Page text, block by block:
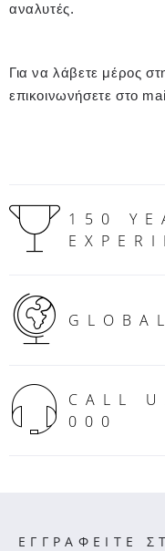
αναλυτές.
Για να λάβετε μέρος
επικοινωνήσετε στο
150
CALL
000
ΕΓΓΡΑΦΕΙΤΕ